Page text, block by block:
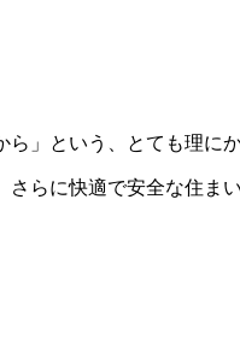
」という、とても理に
らに快適で安全な住ま